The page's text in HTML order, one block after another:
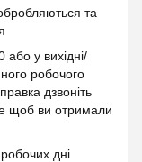
та
у вихідні/
робочого
дзвоніть
щоб ви отримали
дні